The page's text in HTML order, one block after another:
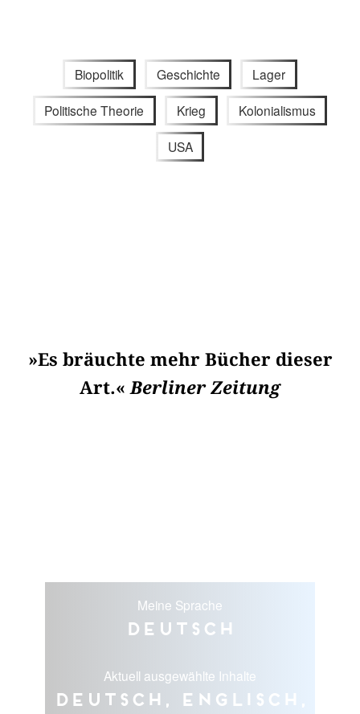
Biopolitik Geschichte Lager
Politische Theorie Krieg Kolonialismus
USA
»Es bräuchte mehr Bücher dieser
Art.«Berliner Zeitung
Meine Sprache
Deutsch
Aktuell ausgewählte Inhalte
Deutsch, Englisch,